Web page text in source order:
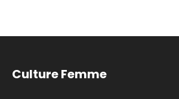
Culture Femme